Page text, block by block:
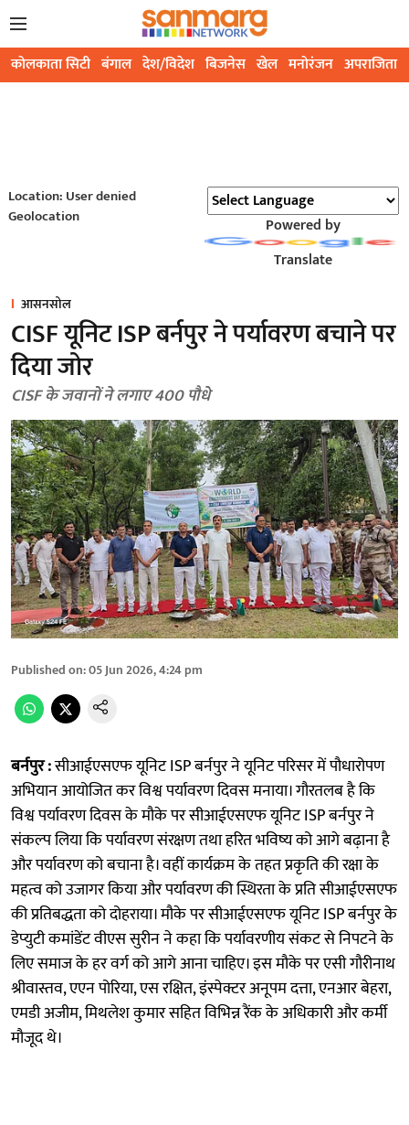
कोलकाता सिटी बंगाल देश/विदेश बिजनेस खेल मनोरंजन अपराजिता
Location: User denied
Geolocation
Powered by
Translate
आसनसोल
CISF यूनिट ISP बर्नपुर ने पर्यावरण बचाने पर
दिया जोर
CISF के जवानों ने लगाए 400 पौधे
Published on:05 Jun 2026, 4:24 pm
बर्नपुर :सीआईएसएफ यूनिट ISP बर्नपुर ने यूनिट परिसर में पौधारोपण
अभियान आयोजित कर विश्व पर्यावरण दिवस मनाया। गौरतलब है कि
विश्व पर्यावरण दिवस के मौके पर सीआईएसएफ यूनिट ISP बर्नपुर ने
संकल्प लिया कि पर्यावरण संरक्षण तथा हरित भविष्य को आगे बढ़ाना है
और पर्यावरण को बचाना है। वहीं कार्यक्रम के तहत प्रकृति की रक्षा के
महत्व को उजागर किया और पर्यावरण की स्थिरता के प्रति सीआईएसएफ
की प्रतिबद्धता को दोहराया। मौके पर सीआईएसएफ यूनिट ISP बर्नपुर के
डेप्युटी कमांडेंट वीएस सुरीन ने कहा कि पर्यावरणीय संकट से निपटने के
लिए समाज के हर वर्ग को आगे आना चाहिए। इस मौके पर एसी गौरीनाथ
श्रीवास्तव, एएन पोरिया, एस रक्षित, इंस्पेक्टर अनूपम दत्ता, एनआर बेहरा,
एमडी अजीम, मिथलेश कुमार सहित विभिन्न रैंक के अधिकारी और कर्मी
मौजूद थे।